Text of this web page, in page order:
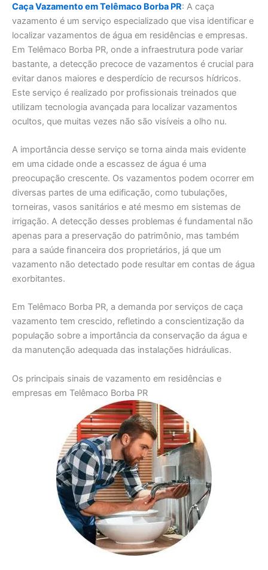
Caça Vazamento em Telêmaco Borba PR: A caça
vazamento é um serviço especializado que visa identificar e
localizar vazamentos de água em residências e empresas.
Em Telêmaco Borba PR, onde a infraestrutura pode variar
bastante, a detecção precoce de vazamentos é crucial para
evitar danos maiores e desperdício de recursos hídricos.
Este serviço é realizado por profissionais treinados que
utilizam tecnologia avançada para localizar vazamentos
ocultos, que muitas vezes não são visíveis a olho nu.
A importância desse serviço se torna ainda mais evidente
em uma cidade onde a escassez de água é uma
preocupação crescente. Os vazamentos podem ocorrer em
diversas partes de uma edificação, como tubulações,
torneiras, vasos sanitários e até mesmo em sistemas de
irrigação. A detecção desses problemas é fundamental não
apenas para a preservação do patrimônio, mas também
para a saúde financeira dos proprietários, já que um
vazamento não detectado pode resultar em contas de água
exorbitantes.
Em Telêmaco Borba PR, a demanda por serviços de caça
vazamento tem crescido, refletindo a conscientização da
população sobre a importância da conservação da água e
da manutenção adequada das instalações hidráulicas.
Os principais sinais de vazamento em residências e
empresas em Telêmaco Borba PR